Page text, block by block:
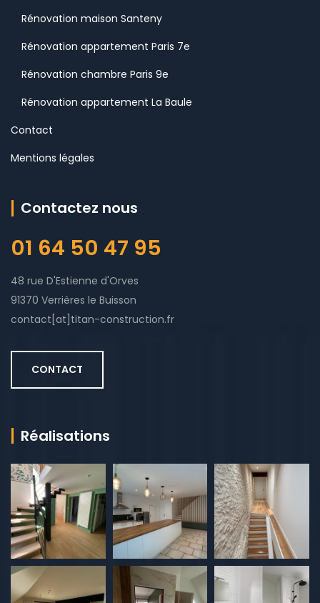
Rénovation maison Santeny
Rénovation appartement Paris 7e
Rénovation chambre Paris 9e
Rénovation appartement La Baule
Contact
Mentions légales
Contactez nous
01 64 50 47 95
48 rue D'Estienne d'Orves
91370 Verrières le Buisson
contact[at]titan-construction.fr
CONTACT
Réalisations